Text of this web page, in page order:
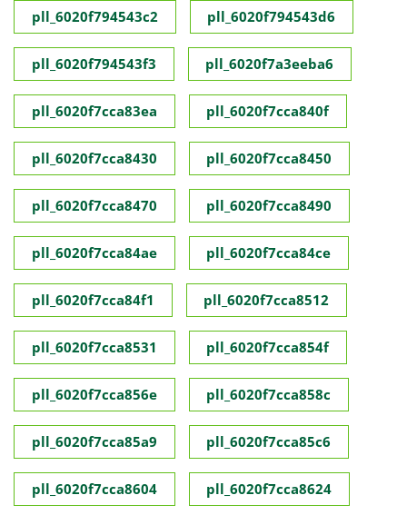
pll_6020f794543c2 pll_6020f794543d6
pll_6020f794543f3 pll_6020f7a3eeba6
pll_6020f7cca83ea pll_6020f7cca840f
pll_6020f7cca8430 pll_6020f7cca8450
pll_6020f7cca8470 pll_6020f7cca8490
pll_6020f7cca84ae pll_6020f7cca84ce
pll_6020f7cca84f1 pll_6020f7cca8512
pll_6020f7cca8531 pll_6020f7cca854f
pll_6020f7cca856e pll_6020f7cca858c
pll_6020f7cca85a9 pll_6020f7cca85c6
pll_6020f7cca8604 pll_6020f7cca8624